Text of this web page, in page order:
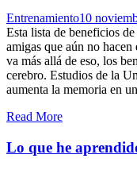
Entrenamiento10
Esta lista de beneficios
amigas que aún no
va más allá de eso, los
cerebro. Estudios de la
aumenta la memoria en
Read More
Lo que he